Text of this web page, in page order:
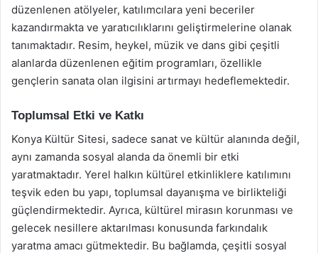
düzenlenen atölyeler, katılımcılara yeni beceriler
kazandırmakta ve yaratıcılıklarını geliştirmelerine olanak
tanımaktadır. Resim, heykel, müzik ve dans gibi çeşitli
alanlarda düzenlenen eğitim programları, özellikle
gençlerin sanata olan ilgisini artırmayı hedeflemektedir.
Toplumsal Etki ve Katkı
Konya Kültür Sitesi, sadece sanat ve kültür alanında değil,
aynı zamanda sosyal alanda da önemli bir etki
yaratmaktadır. Yerel halkın kültürel etkinliklere katılımını
teşvik eden bu yapı, toplumsal dayanışma ve birlikteliği
güçlendirmektedir. Ayrıca, kültürel mirasın korunması ve
gelecek nesillere aktarılması konusunda farkındalık
yaratma amacı gütmektedir. Bu bağlamda, çeşitli sosyal